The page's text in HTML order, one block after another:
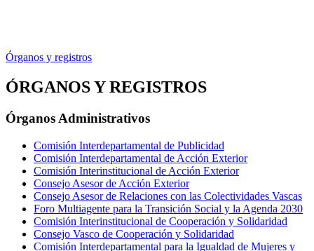
Órganos y registros
ÓRGANOS Y REGISTROS
Órganos Administrativos
Comisión Interdepartamental de Publicidad
Comisión Interdepartamental de Acción Exterior
Comisión Interinstitucional de Acción Exterior
Consejo Asesor de Acción Exterior
Consejo Asesor de Relaciones con las Colectividades Vascas
Foro Multiagente para la Transición Social y la Agenda 2030
Comisión Interinstitucional de Cooperación y Solidaridad
Consejo Vasco de Cooperación y Solidaridad
Comisión Interdepartamental para la Igualdad de Mujeres y